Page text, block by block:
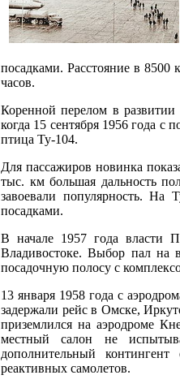
посадками. Расстояние в 8500
часов.
Коренной перелом в
когда 15 сентября 1956 года с
птица Ту-104.
Для пассажиров новинка
тыс. км большая дальность
завоевали популярность. На
посадками.
В начале 1957 года власти
Владивостоке. Выбор пал на
посадочную полосу с
13 января 1958 года с
задержали рейс в Омске,
приземлился на аэродроме
местный салон не
дополнительный
реактивных самолетов.